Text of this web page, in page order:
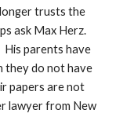
trusts the
ask Max Herz.
His parents have
they do not have
papers are not
lawyer from New